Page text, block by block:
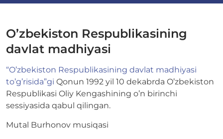
O’zbekiston Respublikasining
davlat madhiyasi
“O’zbekiston Respublikasining davlat madhiyasi
to’g’risida”gi Qonun 1992 yil 10 dekabrda O’zbekiston
Respublikasi Oliy Kengashining o’n birinchi
sessiyasida qabul qilingan.
Mutal Burhonov musiqasi